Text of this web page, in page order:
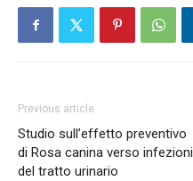
Previous article
Studio sull’effetto preventivo
di Rosa canina verso infezioni
del tratto urinario